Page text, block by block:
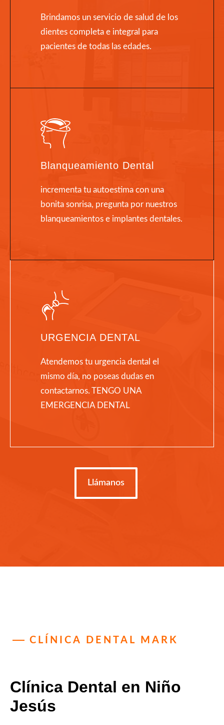
Brindamos un servicio de salud de los
dientes completa e integral para
pacientes de todas las edades.
Blanqueamiento Dental
incrementa tu autoestima con una
bonita sonrisa, pregunta por nuestros
blanqueamientos e implantes dentales.
URGENCIA DENTAL
Atendemos tu urgencia dental el
mismo día, no poseas dudas en
contactarnos. TENGO UNA
EMERGENCIA DENTAL
Llámanos
CLÍNICA DENTAL MARK
Clínica Dental en Niño
Jesús